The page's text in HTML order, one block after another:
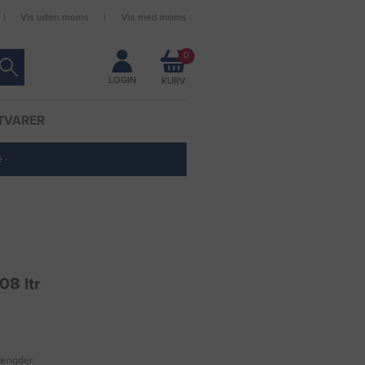
Forbliv logget ind
Vis uden moms Vis med moms
LOGIN
0
ltr